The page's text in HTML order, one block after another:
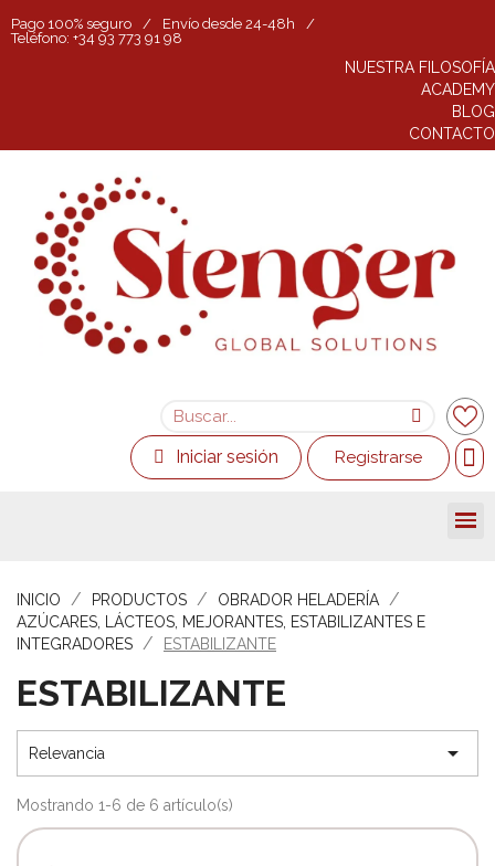
Pago 100% seguro / Envío desde 24-48h
/
Teléfono: +34 93 773 91 98
NUESTRA FILOSOFÍA
ACADEMY
BLOG
CONTACTO
Iniciar sesión Registrarse
INICIO PRODUCTOS
OBRADOR HELADERÍA
AZÚCARES, LÁCTEOS, MEJORANTES, ESTABILIZANTES E
INTEGRADORES
ESTABILIZANTE
ESTABILIZANTE
Relevancia 
Mostrando 1-6 de 6 artículo(s)